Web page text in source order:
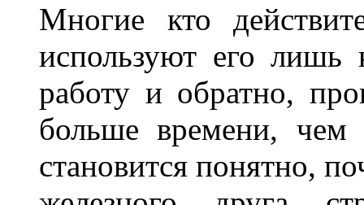
Многие кто
используют его лишь
работу и обратно,
больше времени, чем
становится понятно,